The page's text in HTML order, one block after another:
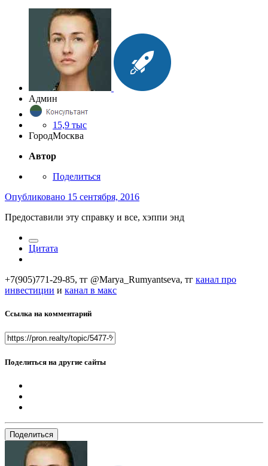
Админ
15,9 тыс
ГородМосква
Автор
Поделиться
Опубликовано 15 сентября, 2016
Предоставили эту справку и все, хэппи энд
Цитата
+7(905)771-29-85, тг @Marya_Rumyantseva, тг канал про
инвестиции и канал в макс
Ссылка на комментарий
Поделиться на другие сайты
Поделиться